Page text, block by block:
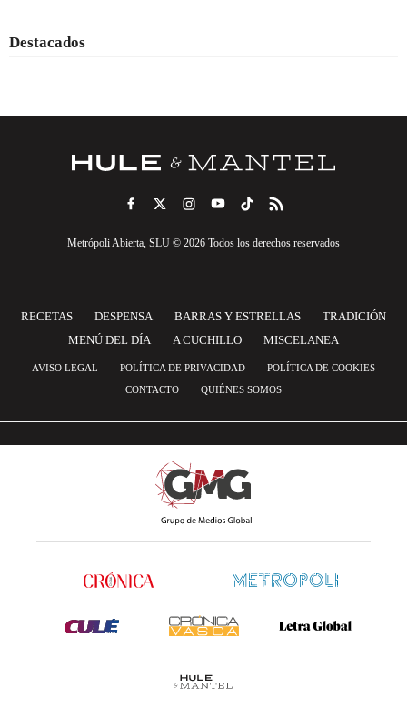
Destacados
Metrópoli Abierta, SLU © 2026 Todos los derechos reservados
RECETAS DESPENSA BARRAS Y ESTRELLAS
TRADICIÓN
MENÚ DEL DÍA
A CUCHILLO MISCELANEA
AVISO LEGAL POLÍTICA DE PRIVACIDAD
POLÍTICA DE COOKIES
CONTACTO
QUIÉNES SOMOS